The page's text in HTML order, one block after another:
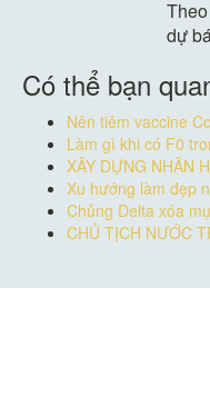
dự
Có thể bạn
Nên tiêm vaccine
Làm gì khi có F0
XÂY DỰNG NHÂN
Xu hướng làm đẹp
Chủng Delta xóa
CHỦ TỊCH NƯỚC